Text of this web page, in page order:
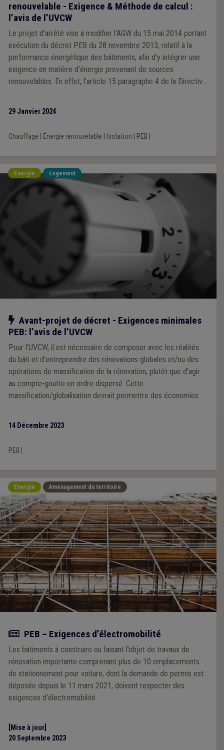
renouvelable - Exigence & Méthode de calcul :
l’avis de l’UVCW
Le projet d’arrêté vise à modifier l’AGW du 15 mai 2014 portant
exécution du décret PEB du 28 novembre 2013, relatif à la
performance énergétique des bâtiments, afin d’y intégrer une
exigence en matière d’énergie provenant de sources
renouvelables. En effet, l’article 15 paragraphe 4 de la Directive
États membres introduisent, dans leurs réglementations et leurs
codes en matière de construction, des mesures appropriées
de sources renouvelables dans le secteur de la construction".
29 Janvier 2024
Chauffage Énergie renouvelable Isolation PEB
Energie Logement
Notre action
Avant-projet de décret - Exigences minimales
PEB: l’avis de l’UVCW
Pour l'UVCW, il est nécessaire de composer avec les réalités
du bâti et d’entreprendre des rénovations globales et/ou des
opérations de massification de la rénovation, plutôt que d’agir
au compte-goutte en ordre dispersé. Cette
massification/globalisation devrait permettre des économies
14 Décembre 2023
PEB
Energie Aménagement du territoire
Actualité
PEB – Exigences d’électromobilité
Les bâtiments à construire ou faisant l’objet de travaux de
rénovation importante comprenant plus de 10 emplacements
de stationnement pour voiture, dont la demande de permis est
déposée depuis le 11 mars 2021, doivent respecter des
exigences d’électromobilité.
[Mise à jour]
20 Septembre 2023